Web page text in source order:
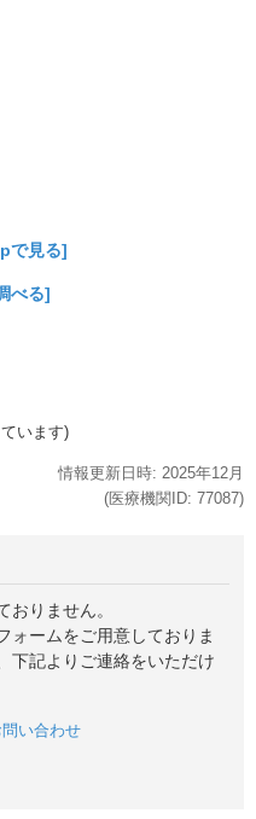
で見る]
べる]
います)
情報更新日時: 2025年12月
(医療機関ID: 77087)
おりません。
ォームをご用意しておりま
下記よりご連絡をいただけ
い合わせ